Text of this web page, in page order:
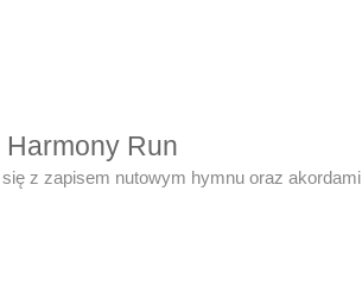
Run
z zapisem nutowym hymnu oraz akordami